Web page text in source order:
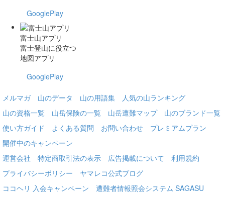
GooglePlay
富士山アプリ
富士登山に役立つ
地図アプリ
GooglePlay
メルマガ 山のデータ 山の用語集
人気の山ランキング
山の資格一覧
山岳保険の一覧 山岳遭難マップ
山のブランド一覧
使い方ガイド
よくある質問 お問い合わせ
プレミアムプラン
開催中のキャンペーン
運営会社
特定商取引法の表示 広告掲載について
利用規約
プライバシーポリシー
ヤマレコ公式ブログ
ココヘリ 入会キャンペーン
遭難者情報照会システム SAGASU